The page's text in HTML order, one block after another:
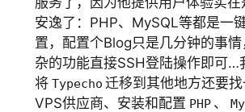
安逸了：PHP、MySQL等都是一
置，配置个Blog只是几分钟的事
杂的功能直接SSH登陆操作即可…
将 Typecho 迁移到其他地方还要
VPS供应商、安装和配置 PHP 、